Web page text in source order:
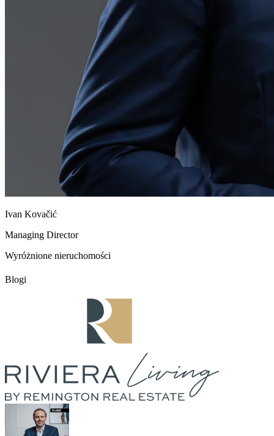
Ivan Kovačić
Managing Director
Wyróżnione nieruchomości
Blogi